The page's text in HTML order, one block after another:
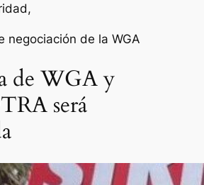
negociación de la WGA
de WGA y
será